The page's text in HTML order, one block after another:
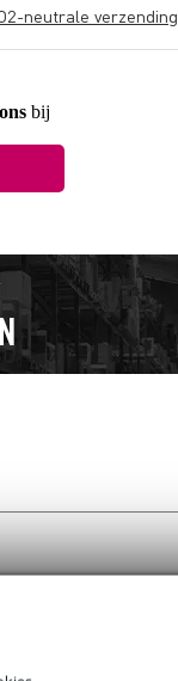
neutrale verzending
bij